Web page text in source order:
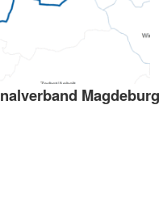
Magdeburg